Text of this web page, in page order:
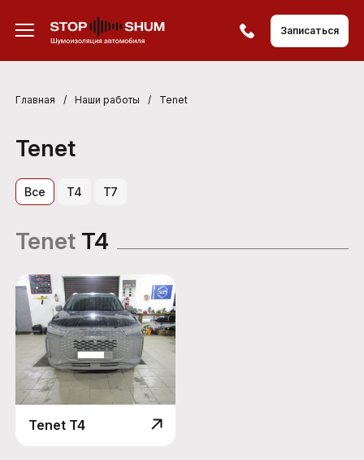
Записаться
Главная / Наши работы / Tenet
Tenet
Все T4 T7
Tenet T4
Tenet T4